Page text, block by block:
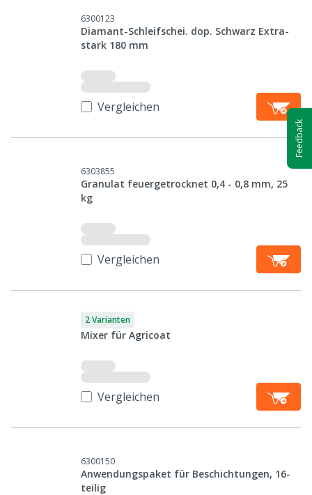
6300123
Diamant-Schleifschei. dop. Schwarz Extra-
stark 180 mm
Vergleichen
6303855
Granulat feuergetrocknet 0,4 - 0,8 mm, 25
kg
Vergleichen
2 Varianten
Mixer für Agricoat
Vergleichen
6300150
Anwendungspaket für Beschichtungen, 16-
teilig
Feedback